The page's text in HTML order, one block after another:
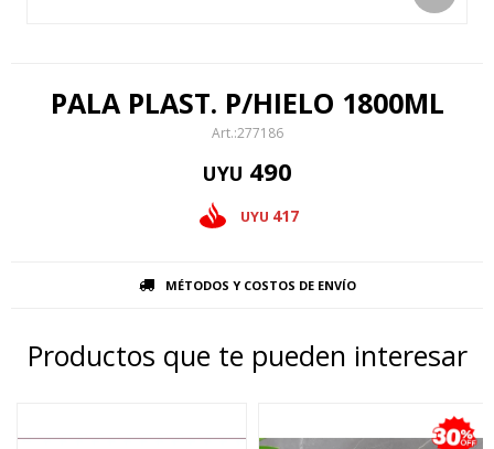
PALA PLAST. P/HIELO 1800ML
277186
UYU 490
UYU 417
MÉTODOS Y COSTOS DE ENVÍO
Productos que te pueden interesar